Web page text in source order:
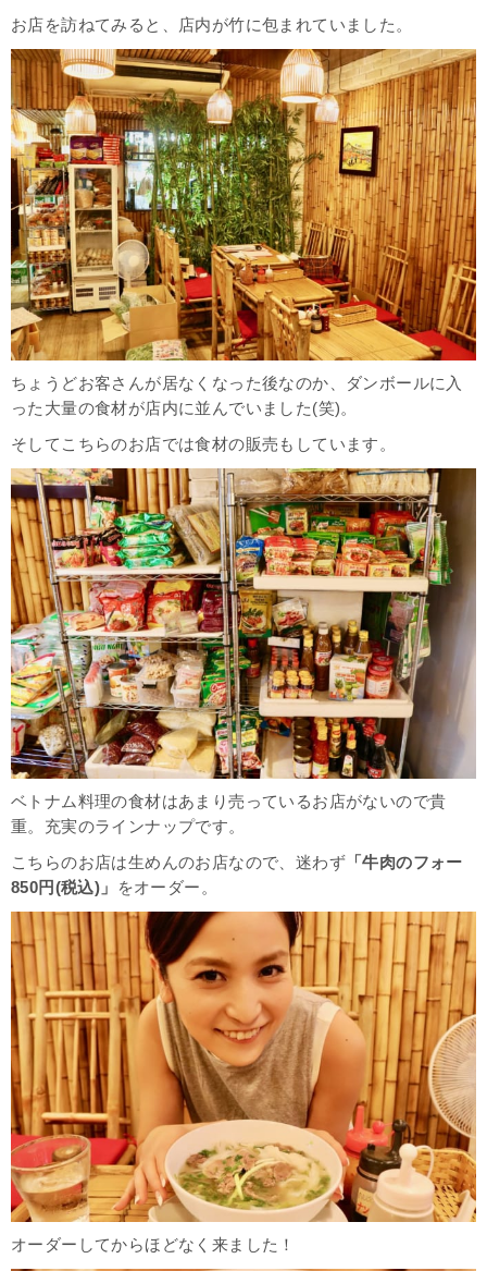
お店を訪ねてみると、店内が竹に包まれていました。
ちょうどお客さんが居なくなった後なのか、ダンボールに入
った大量の食材が店内に並んでいました(笑)。
そしてこちらのお店では食材の販売もしています。
ベトナム料理の食材はあまり売っているお店がないので貴
重。充実のラインナップです。
こちらのお店は生めんのお店なので、迷わず 「牛肉のフォー
850円(税込)」
をオーダー。
オーダーしてからほどなく来ました！